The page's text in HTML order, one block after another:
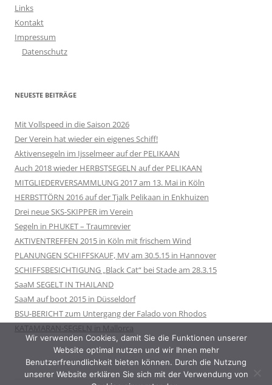
Links
Kontakt
Impressum
Datenschutz
NEUESTE BEITRÄGE
Mit Vollspeed in die Saison 2026
Der Verein hat wieder ein eigenes Schiff!
Aktivensegeln im Ijsselmeer auf der PELIKAAN
Auch 2018 wieder HERBSTSEGELN auf der PELIKAAN
MITGLIEDERVERSAMMLUNG 2017 am 13. Mai in Köln
HERBSTTÖRN 2016 auf der Tjalk Pelikaan in Enkhuizen
Drei neue SKS-SKIPPER im Verein
Segeln in PHUKET – Traumrevier
AKTIVENTREFFEN 2015 in Köln mit frischem Wind
PLANUNGEN SCHIFFSKAUF, MV am 30.5.15 in Hannover
SCHIFFSBESICHTIGUNG „Black Cat“ bei Stade am 28.3.15
SaaM SEGELT IN THAILAND
SaaM auf boot 2015 in Düsseldorf
BSU-BERICHT zum Untergang der Falado von Rhodos
KATAMARAN-SEGELN in Mallorca
Wir verwenden Cookies, damit Sie die Funktionen unserer
Website optimal nutzen und wir Ihnen mehr
Benutzerfreundlichkeit bieten können. Durch die Nutzung
unserer Website erklären Sie sich mit der Verwendung von